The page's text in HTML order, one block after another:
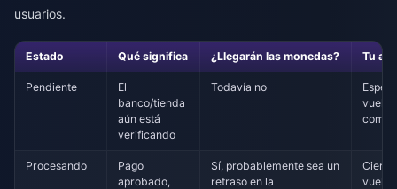
usuarios.
Estado Qué significa ¿Llegarán las monedas? Tu
Pendiente
El
banco/tienda
aún está
verificando
Todavía no
Procesando
Pago
aprobado,
Sí, probablemente sea un
retraso en la
Cierra